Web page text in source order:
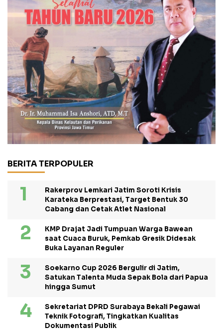
BERITA TERPOPULER
Rakerprov Lemkari Jatim Soroti Krisis
Karateka Berprestasi, Target Bentuk 30
Cabang dan Cetak Atlet Nasional
KMP Drajat Jadi Tumpuan Warga Bawean
saat Cuaca Buruk, Pemkab Gresik Didesak
Buka Layanan Reguler
Soekarno Cup 2026 Bergulir di Jatim,
Satukan Talenta Muda Sepak Bola dari Papua
hingga Sumut
Sekretariat DPRD Surabaya Bekali Pegawai
Teknik Fotografi, Tingkatkan Kualitas
Dokumentasi Publik